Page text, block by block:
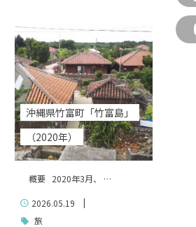
沖縄県竹富町「竹富島」
（2020年）
概要 2020年3月、 …
2026.05.19
|
旅